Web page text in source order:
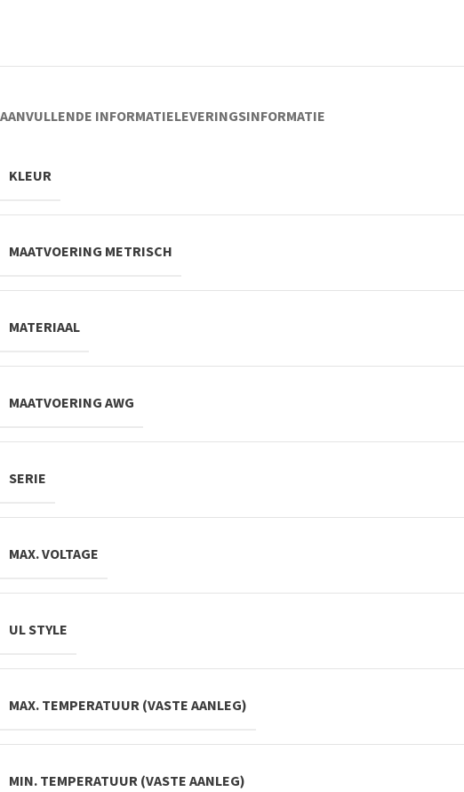
AANVULLENDE INFORMATIELEVERINGSINFORMATIE
KLEUR
MAATVOERING METRISCH
MATERIAAL
MAATVOERING AWG
SERIE
MAX. VOLTAGE
UL STYLE
MAX. TEMPERATUUR (VASTE AANLEG)
MIN. TEMPERATUUR (VASTE AANLEG)